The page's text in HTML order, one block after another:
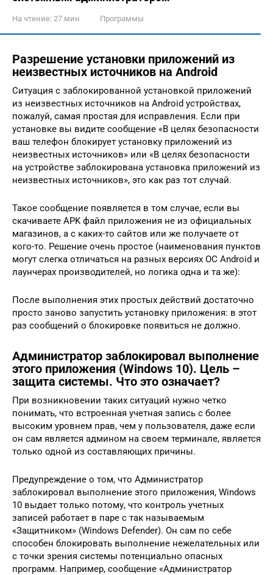
На чтение: 27 мин Программы
Разрешение установки приложений из
неизвестных источников на Android
Ситуация с заблокированной установкой приложений
из неизвестных источников на Android устройствах,
пожалуй, самая простая для исправления. Если при
установке вы видите сообщение «В целях безопасности
ваш телефон блокирует установку приложений из
неизвестных источников» или «В целях безопасности
на устройстве заблокирована установка приложений из
неизвестных источников», это как раз тот случай.
Такое сообщение появляется в том случае, если вы
скачиваете APK файл приложения не из официальных
магазинов, а с каких-то сайтов или же получаете от
кого-то. Решение очень простое (наименования пунктов
могут слегка отличаться на разных версиях ОС Android и
лаунчерах производителей, но логика одна и та же):
После выполнения этих простых действий достаточно
просто заново запустить установку приложения: в этот
раз сообщений о блокировке появиться не должно.
Администратор заблокировал выполнение
этого приложения (Windows 10). Цель –
защита системы. Что это означает?
При возникновении таких ситуаций нужно четко
понимать, что встроенная учетная запись с более
высоким уровнем прав, чем у пользователя, даже если
он сам является админом на своем терминале, является
только одной из составляющих причины.
Предупреждение о том, что Администратор
заблокировал выполнение этого приложения, Windows
10 выдает только потому, что контроль учетных
записей работает в паре с так называемым
«Защитником» (Windows Defender). Он сам по себе
способен блокировать выполнение нежелательных или
с точки зрения системы потенциально опасных
программ. Например, сообщение «Администратор